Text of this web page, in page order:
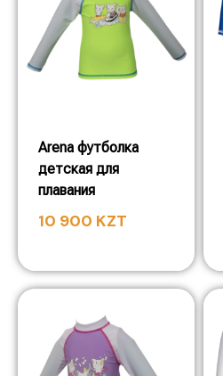
Arena футболка
детская для
плавания
10 900 KZT